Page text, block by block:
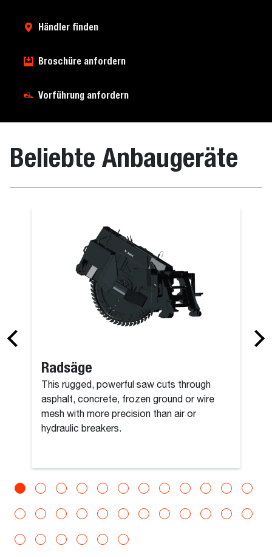
Händler finden
Broschüre anfordern
Vorführung anfordern
Beliebte Anbaugeräte
Radsäge
This rugged, powerful saw cuts through
asphalt, concrete, frozen ground or wire
mesh with more precision than air or
hydraulic breakers.